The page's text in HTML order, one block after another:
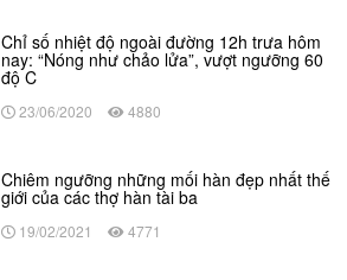
Chỉ số nhiệt độ ngoài đường 12h trưa hôm
nay: “Nóng như chảo lửa”, vượt ngưỡng 60
độ C
23/06/2020 4880
Chiêm ngưỡng những mối hàn đẹp nhất thế
giới của các thợ hàn tài ba
19/02/2021 4771